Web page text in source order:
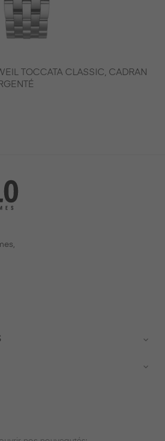
TOCCATA CLASSIC, CADRAN

